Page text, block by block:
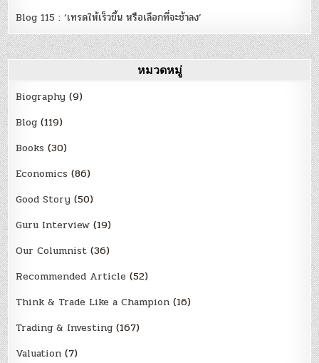
Blog 115 : ‘เทรดให้เร็วขึ้น หรือเลือกที่จะช้าลง’
หมวดหมู่
Biography (9)
Blog (119)
Books (30)
Economics (86)
Good Story (50)
Guru Interview (19)
Our Columnist (36)
Recommended Article (52)
Think & Trade Like a Champion (16)
Trading & Investing (167)
Valuation (7)